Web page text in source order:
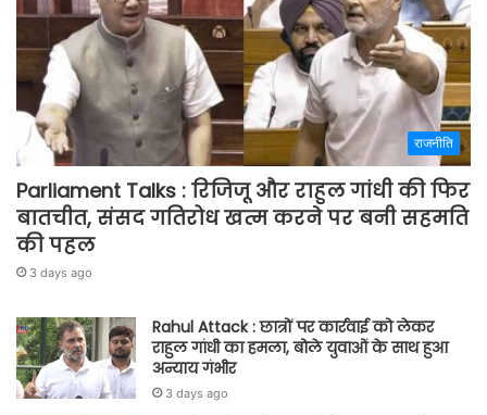
राजनीति
Parliament Talks : रिजिजू और राहुल गांधी की फिर
बातचीत, संसद गतिरोध खत्म करने पर बनी सहमति
की पहल
3 days ago
Rahul Attack : छात्रों पर कार्रवाई को लेकर
राहुल गांधी का हमला, बोले युवाओं के साथ हुआ
अन्याय गंभीर
3 days ago